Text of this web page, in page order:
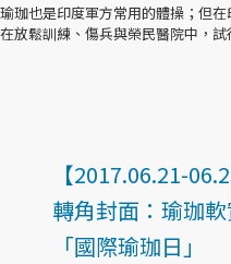
瑜珈也是印度軍方常用的體操；但
在放鬆訓練、傷兵與榮民醫院中，
【2017.06.21-
轉角封面：瑜珈
「國際瑜珈日」